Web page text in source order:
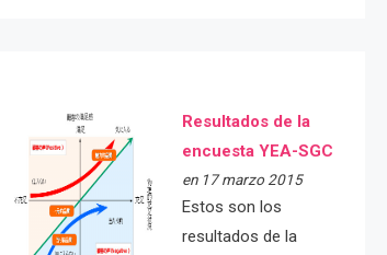
Resultados de la
encuesta YEA-SGC
en 17 marzo 2015
Estos son los
resultados de la